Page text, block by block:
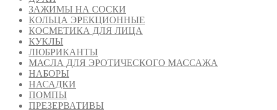
ЗАЖИМЫ НА СОСКИ
КОЛЬЦА ЭРЕКЦИОННЫЕ
КОСМЕТИКА ДЛЯ ЛИЦА
КУКЛЫ
ЛЮБРИКАНТЫ
МАСЛА ДЛЯ ЭРОТИЧЕСКОГО МАССАЖА
НАБОРЫ
НАСАДКИ
ПОМПЫ
ПРЕЗЕРВАТИВЫ